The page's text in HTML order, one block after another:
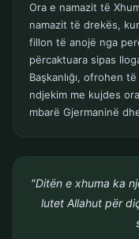
Ora e namazit të
namazit të drekës,
fillon të anojë nga
përcaktuara sipas
Başkanlığı, ofrohen
ndjekim me kujdes
mbarë Gjermaninë
"Ditën e xhuma ka
lutet Allahut për